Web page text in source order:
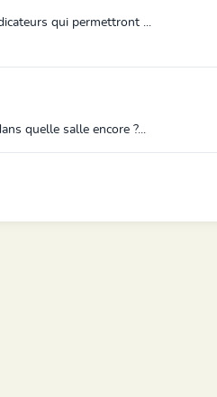
qui permettront ...
quelle salle encore ?...